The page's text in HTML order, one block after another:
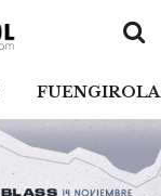
FUENGIROLA